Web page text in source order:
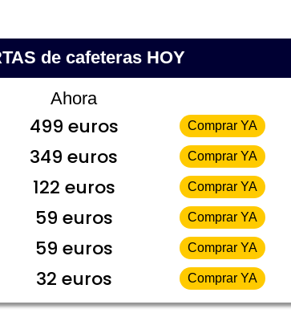
de cafeteras HOY
Ahora
499 euros Comprar YA
349 euros Comprar YA
122 euros Comprar YA
59 euros Comprar YA
59 euros Comprar YA
32 euros Comprar YA